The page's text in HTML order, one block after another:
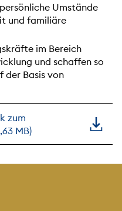
Umstände
und familiäre
im Bereich
und schaffen so
der Basis von
zum
MB)